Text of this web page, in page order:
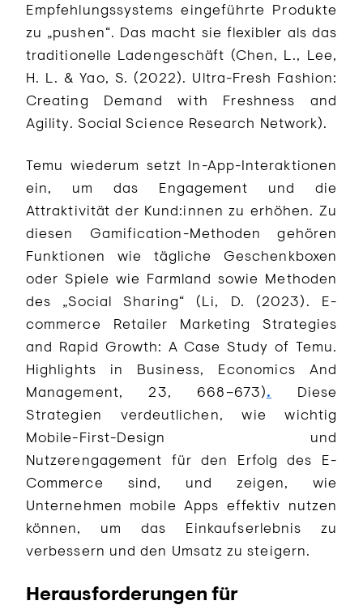
Empfehlungssystems eingeführte Produkte
zu „pushen“. Das macht sie flexibler als das
traditionelle Ladengeschäft (Chen, L., Lee,
H. L. & Yao, S. (2022). Ultra-Fresh Fashion:
Creating Demand with Freshness and
Agility. Social Science Research Network).
Temu wiederum setzt In-App-Interaktionen
ein, um das Engagement und die
Attraktivität der Kund:innen zu erhöhen. Zu
diesen Gamification-Methoden gehören
Funktionen wie tägliche Geschenkboxen
oder Spiele wie Farmland sowie Methoden
des „Social Sharing“ (Li, D. (2023). E-
commerce Retailer Marketing Strategies
and Rapid Growth: A Case Study of Temu.
Highlights in Business, Economics And
Management, 23, 668–673). Diese
Strategien verdeutlichen, wie wichtig
Mobile-First-Design und
Nutzerengagement für den Erfolg des E-
Commerce sind, und zeigen, wie
Unternehmen mobile Apps effektiv nutzen
können, um das Einkaufserlebnis zu
verbessern und den Umsatz zu steigern.
Herausforderungen für